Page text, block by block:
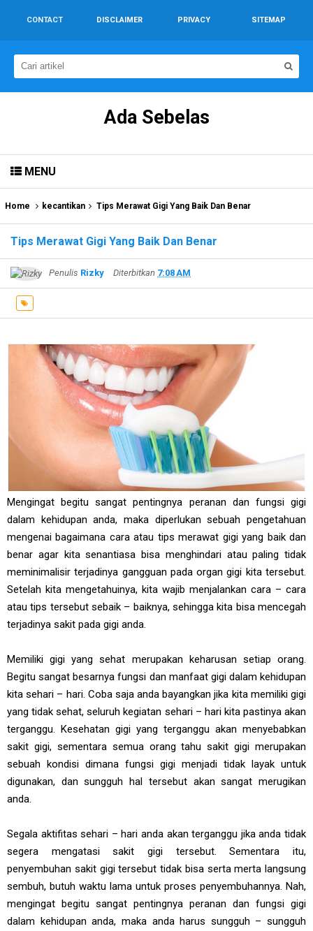
CONTACT DISCLAIMER PRIVACY SITEMAP
Ada Sebelas
MENU
Home kecantikan Tips Merawat Gigi Yang Baik Dan Benar
Tips Merawat Gigi Yang Baik Dan Benar
Penulis Rizky Diterbitkan 7:08 AM
Mengingat begitu sangat pentingnya peranan dan fungsi gigi
dalam kehidupan anda, maka diperlukan sebuah pengetahuan
mengenai bagaimana cara atau tips merawat gigi yang baik dan
benar agar kita senantiasa bisa menghindari atau paling tidak
meminimalisir terjadinya gangguan pada organ gigi kita tersebut.
Setelah kita mengetahuinya, kita wajib menjalankan cara – cara
atau tips tersebut sebaik – baiknya, sehingga kita bisa mencegah
terjadinya sakit pada gigi anda.
Memiliki gigi yang sehat merupakan keharusan setiap orang.
Begitu sangat besarnya fungsi dan manfaat gigi dalam kehidupan
kita sehari – hari. Coba saja anda bayangkan jika kita memiliki gigi
yang tidak sehat, seluruh kegiatan sehari – hari kita pastinya akan
terganggu. Kesehatan gigi yang terganggu akan menyebabkan
sakit gigi, sementara semua orang tahu sakit gigi merupakan
sebuah kondisi dimana fungsi gigi menjadi tidak layak untuk
digunakan, dan sungguh hal tersebut akan sangat merugikan
anda.
Segala aktifitas sehari – hari anda akan terganggu jika anda tidak
segera mengatasi sakit gigi tersebut. Sementara itu,
penyembuhan sakit gigi tersebut tidak bisa serta merta langsung
sembuh, butuh waktu lama untuk proses penyembuhannya. Nah,
mengingat begitu sangat pentingnya peranan dan fungsi gigi
dalam kehidupan anda, maka anda harus sungguh – sungguh